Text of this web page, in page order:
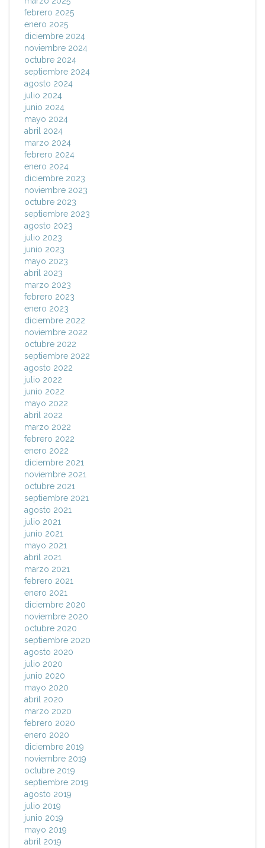
febrero 2025
enero 2025
diciembre 2024
noviembre 2024
octubre 2024
septiembre 2024
agosto 2024
julio 2024
junio 2024
mayo 2024
abril 2024
marzo 2024
febrero 2024
enero 2024
diciembre 2023
noviembre 2023
octubre 2023
septiembre 2023
agosto 2023
julio 2023
junio 2023
mayo 2023
abril 2023
marzo 2023
febrero 2023
enero 2023
diciembre 2022
noviembre 2022
octubre 2022
septiembre 2022
agosto 2022
julio 2022
junio 2022
mayo 2022
abril 2022
marzo 2022
febrero 2022
enero 2022
diciembre 2021
noviembre 2021
octubre 2021
septiembre 2021
agosto 2021
julio 2021
junio 2021
mayo 2021
abril 2021
marzo 2021
febrero 2021
enero 2021
diciembre 2020
noviembre 2020
octubre 2020
septiembre 2020
agosto 2020
julio 2020
junio 2020
mayo 2020
abril 2020
marzo 2020
febrero 2020
enero 2020
diciembre 2019
noviembre 2019
octubre 2019
septiembre 2019
agosto 2019
julio 2019
junio 2019
mayo 2019
abril 2019